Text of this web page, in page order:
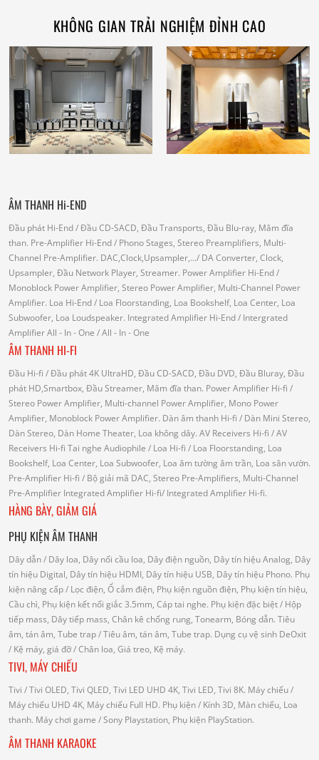
KHÔNG GIAN TRẢI NGHIỆM ĐỈNH CAO
ÂM THANH Hi-END
Đầu phát Hi-End/ Đầu CD-SACD, Đầu Transports, Đầu Blu-ray, Mâm đĩa
than. Pre-Amplifier Hi-End/ Phono Stages, Stereo Preamplifiers, Multi-
Channel Pre-Amplifier. DAC,Clock,Upsampler,.../ DA Converter, Clock,
Upsampler, Đầu Network Player, Streamer. Power Amplifier Hi-End/
Monoblock Power Amplifier, Stereo Power Amplifier, Multi-Channel Power
Amplifier. Loa Hi-End/ Loa Floorstanding, Loa Bookshelf, Loa Center, Loa
Subwoofer, Loa Loudspeaker. Integrated Amplifier Hi-End/ Intergrated
AmplifierAll - In - One / All - In - One
ÂM THANH HI-FI
Đầu Hi-fi / Đầu phát 4K UltraHD, Đầu CD-SACD, Đầu DVD, Đầu Bluray, Đầu
phát HD,Smartbox, Đầu Streamer, Mâm đĩa than. Power Amplifier Hi-fi /
Stereo Power Amplifier, Multi-channel Power Amplifier, Mono Power
Amplifier, Monoblock Power Amplifier. Dàn âm thanh Hi-fi / Dàn Mini Stereo,
Dàn Stereo, Dàn Home Theater, Loa không dây. AV Receivers Hi-fi / AV
Receivers Hi-fi Tai nghe Audiophile / Loa Hi-fi / Loa Floorstanding, Loa
Bookshelf, Loa Center, Loa Subwoofer, Loa âm tường âm trần, Loa sân vườn.
Pre-Amplifier Hi-fi / Bộ giải mã DAC, Stereo Pre-Amplifiers, Multi-Channel
Pre-Amplifier Integrated Amplifier Hi-fi/ Integrated Amplifier Hi-fi.
HÀNG BÀY, GIẢM GIÁ
PHỤ KIỆN ÂM THANH
Dây dẫn/ Dây loa, Dây nối cầu loa, Dây điện nguồn, Dây tín hiệu Analog, Dây
tín hiệu Digital, Dây tín hiệu HDMI, Dây tín hiệu USB, Dây tín hiệu Phono. Phụ
kiện nâng cấp/ Lọc điện, Ổ cắm điện, Phụ kiện nguồn điện, Phụ kiện tín hiệu,
Cầu chì, Phụ kiện kết nối giắc 3.5mm, Cáp tai nghe. Phụ kiện đặc biệt/ Hộp
tiếp mass, Dây tiếp mass, Chân kê chống rung, Tonearm, Bóng dẫn. Tiêu
âm, tán âm, Tube trap/ Tiêu âm, tán âm, Tube trap. Dụng cụ vệ sinh DeOxit
/ Kệ máy, giá đỡ/ Chân loa, Giá treo, Kệ máy.
TIVI, MÁY CHIẾU
Tivi / Tivi OLED, Tivi QLED, Tivi LED UHD 4K, Tivi LED, Tivi 8K. Máy chiếu/
Máy chiếu UHD 4K, Máy chiếu Full HD. Phụ kiện/ Kính 3D, Màn chiếu, Loa
thanh. Máy chơi game / Sony Playstation, Phụ kiện PlayStation.
ÂM THANH KARAOKE